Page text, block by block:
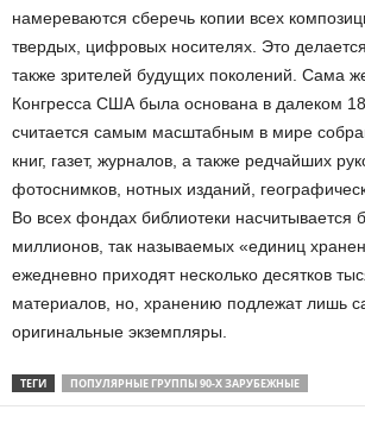
намереваются сберечь копии всех
твердых, цифровых носителях. Это
также зрителей будущих поколений. Сама
Конгресса США была основана в далеком
считается самым масштабным в мире
книг, газет, журналов, а также редчайших
фотоснимков, нотных изданий,
Во всех фондах библиотеки насчитывается
миллионов, так называемых «единиц
ежедневно приходят несколько десятков
материалов, но, хранению подлежат лишь
оригинальные экземпляры.
ТЕГИ ПОПУЛЯРНЫЕ ГРУППЫ 90-Х ЗАРУБЕЖНЫЕ